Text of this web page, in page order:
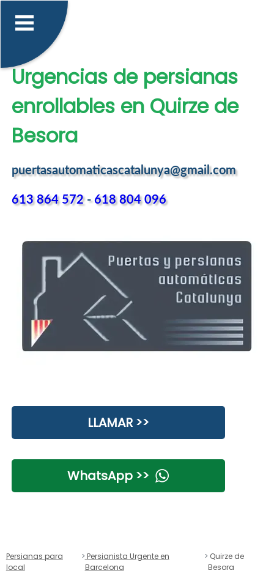
Urgencias de persianas
enrollables en Quirze de
Besora
puertasautomaticascatalunya@gmail.com
613 864 572-618 804 096
LLAMAR >>
WhatsApp >>
Persianas para
local
Persianista Urgente en
Barcelona
Quirze de
Besora